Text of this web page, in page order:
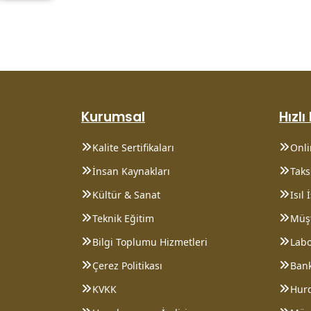
Kurumsal
Kalite Sertifikaları
İnsan Kaynakları
Kültür & Sanat
Teknik Eğitim
Bilgi Toplumu Hizmetleri
Çerez Politikası
KVKK
Isıl